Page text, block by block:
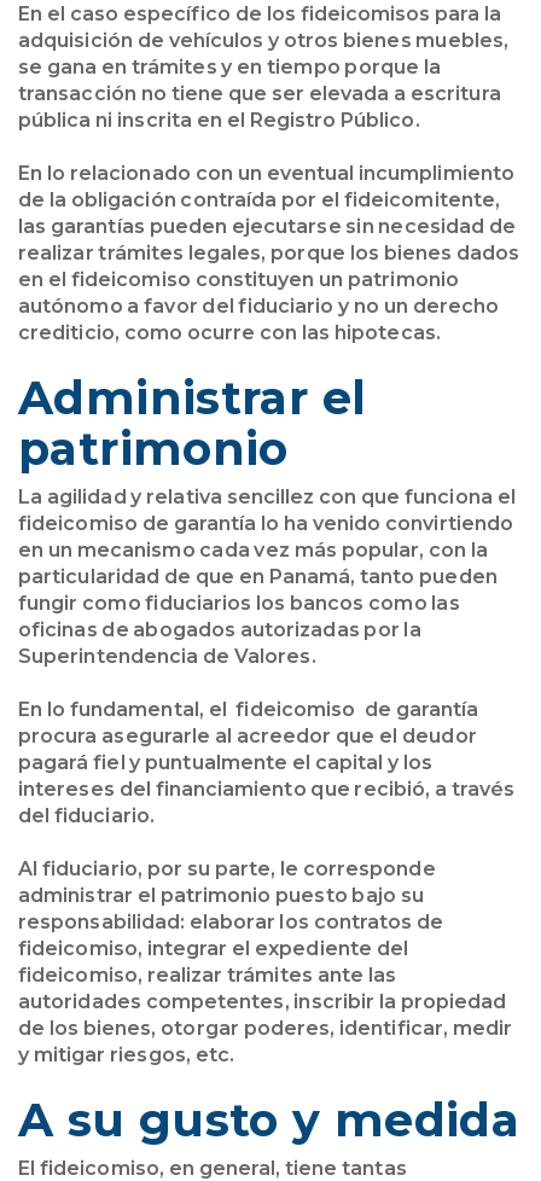
En el caso específico de los fideicomisos para la
adquisición de vehículos y otros bienes muebles,
se gana en trámites y en tiempo porque la
transacción no tiene que ser elevada a escritura
pública ni inscrita en el Registro Público.
En lo relacionado con un eventual incumplimiento
de la obligación contraída por el fideicomitente,
las garantías pueden ejecutarse sin necesidad de
realizar trámites legales, porque los bienes dados
en el fideicomiso constituyen un patrimonio
autónomo a favor del fiduciario y no un derecho
crediticio, como ocurre con las hipotecas.
Administrar el
patrimonio
La agilidad y relativa sencillez con que funciona el
fideicomiso de garantía lo ha venido convirtiendo
en un mecanismo cada vez más popular, con la
particularidad de que en Panamá, tanto pueden
fungir como fiduciarios los bancos como las
oficinas de abogados autorizadas por la
Superintendencia de Valores.
En lo fundamental, el fideicomiso de garantía
procura asegurarle al acreedor que el deudor
pagará fiel y puntualmente el capital y los
intereses del financiamiento que recibió, a través
del fiduciario.
Al fiduciario, por su parte, le corresponde
administrar el patrimonio puesto bajo su
responsabilidad: elaborar los contratos de
fideicomiso, integrar el expediente del
fideicomiso, realizar trámites ante las
autoridades competentes, inscribir la propiedad
de los bienes, otorgar poderes, identificar, medir
y mitigar riesgos, etc.
A su gusto y medida
El fideicomiso, en general, tiene tantas